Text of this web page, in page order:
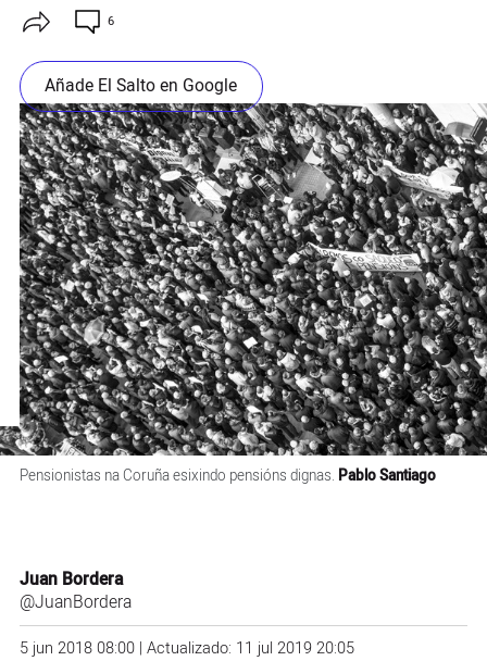
6
Añade El Salto en Google
Pensionistas na Coruña esixindo pensións dignas. Pablo Santiago
Juan Bordera
@JuanBordera
5 jun 2018 08:00 | Actualizado: 11 jul 2019 20:05